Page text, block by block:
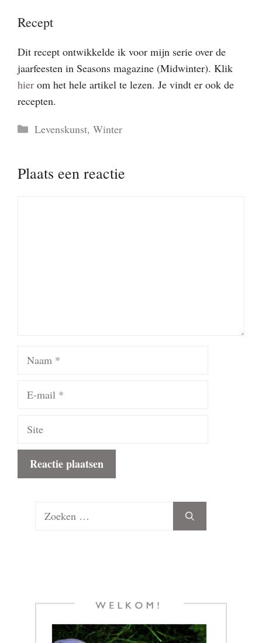
Recept
Dit recept ontwikkelde ik voor mijn serie over de
jaarfeesten in Seasons magazine (Midwinter). Klik
hier om het hele artikel te lezen. Je vindt er ook de
recepten.
Categorieën
Levenskunst, Winter
Plaats een reactie
Naam
Site
Zoek